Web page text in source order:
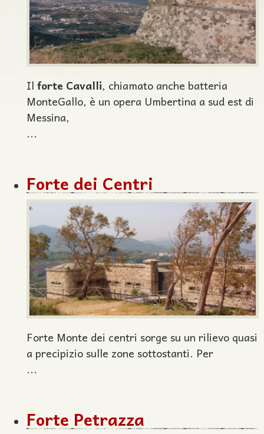
Il forte Cavalli, chiamato anche batteria
MonteGallo, è un opera Umbertina a sud est di
Messina,
...
Forte dei Centri
Forte Monte dei centri sorge su un rilievo quasi
a precipizio sulle zone sottostanti. Per
...
Forte Petrazza